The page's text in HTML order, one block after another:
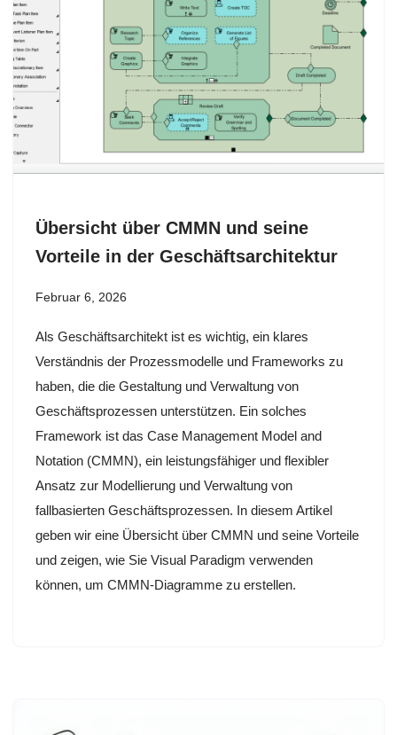
Übersicht über CMMN und seine
Vorteile in der Geschäftsarchitektur
Februar 6, 2026
Als Geschäftsarchitekt ist es wichtig, ein klares
Verständnis der Prozessmodelle und Frameworks zu
haben, die die Gestaltung und Verwaltung von
Geschäftsprozessen unterstützen. Ein solches
Framework ist das Case Management Model and
Notation (CMMN), ein leistungsfähiger und flexibler
Ansatz zur Modellierung und Verwaltung von
fallbasierten Geschäftsprozessen. In diesem Artikel
geben wir eine Übersicht über CMMN und seine Vorteile
und zeigen, wie Sie Visual Paradigm verwenden
können, um CMMN-Diagramme zu erstellen.